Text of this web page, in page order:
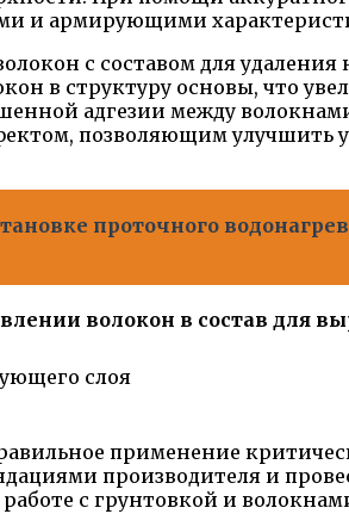
и армирующими
с составом для
в структуру основы, что
адгезии между
позволяющим улучшить
проточного
волокон в состав для
слоя
применение
производителя и
с грунтовкой и